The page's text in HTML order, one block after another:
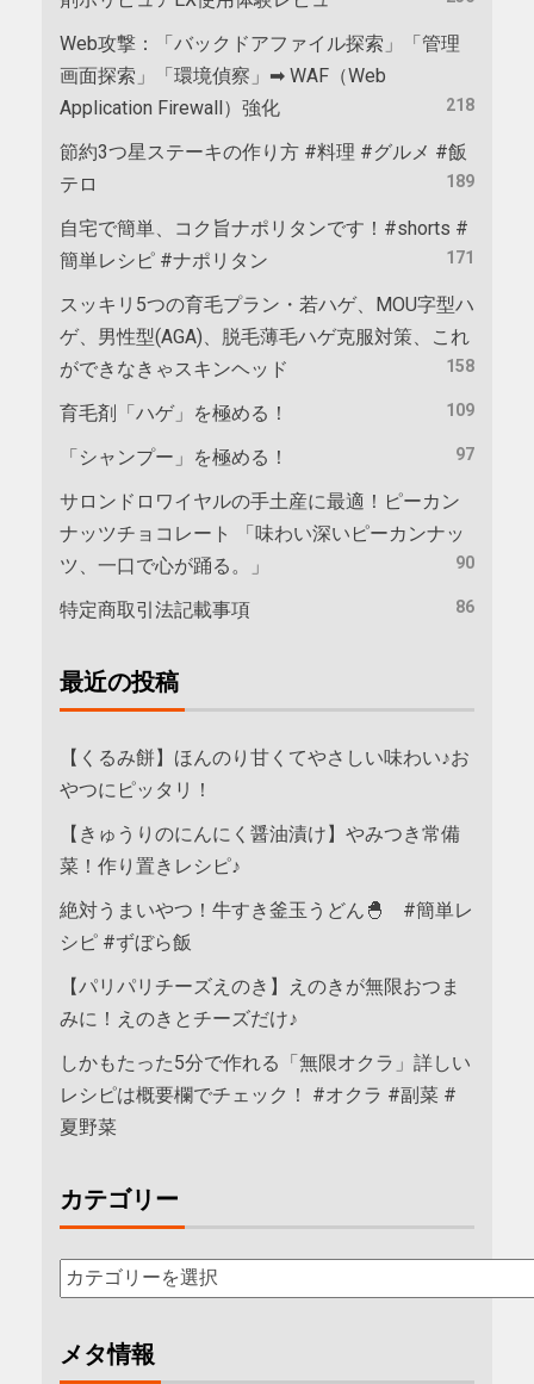
Web攻撃：「バックドアファイル探索」「管理
画面探索」「環境偵察」➡ WAF（Web
Application Firewall）強化
218
節約3つ星ステーキの作り方 #料理 #グルメ #飯
テロ
189
自宅で簡単、コク旨ナポリタンです！#shorts #
簡単レシピ #ナポリタン
171
スッキリ5つの育毛プラン・若ハゲ、MOU字型ハ
ゲ、男性型(AGA)、脱毛薄毛ハゲ克服対策、これ
ができなきゃスキンヘッド
158
育毛剤「ハゲ」を極める！ 109
「シャンプー」を極める！ 97
サロンドロワイヤルの手土産に最適！ピーカン
ナッツチョコレート 「味わい深いピーカンナッ
ツ、一口で心が踊る。」
90
特定商取引法記載事項 86
最近の投稿
【くるみ餅】ほんのり甘くてやさしい味わい♪お
やつにピッタリ！
【きゅうりのにんにく醤油漬け】やみつき常備
菜！作り置きレシピ♪
絶対うまいやつ！牛すき釜玉うどん🐣 #簡単レ
シピ #ずぼら飯
【パリパリチーズえのき】えのきが無限おつま
みに！えのきとチーズだけ♪
しかもたった5分で作れる「無限オクラ」詳しい
レシピは概要欄でチェック！ #オクラ #副菜 #
夏野菜
カテゴリー
メタ情報